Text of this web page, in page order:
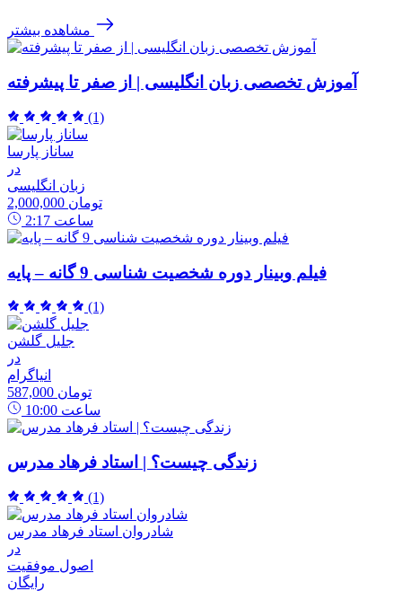
مشاهده بیشتر
آموزش تخصصی زبان انگلیسی | از صفر تا پیشرفته
(1)
ساناز پارسا
در
زبان انگلیسی
2,000,000 تومان
2:17 ساعت
فیلم وبینار دوره شخصیت شناسی 9 گانه – پایه
(1)
جلیل گلشن
در
انیاگرام
587,000 تومان
10:00 ساعت
زندگی چیست؟ | استاد فرهاد مدرس
(1)
شادروان استاد فرهاد مدرس
در
اصول موفقیت
رایگان